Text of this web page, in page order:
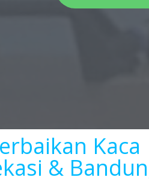
Kaca
&